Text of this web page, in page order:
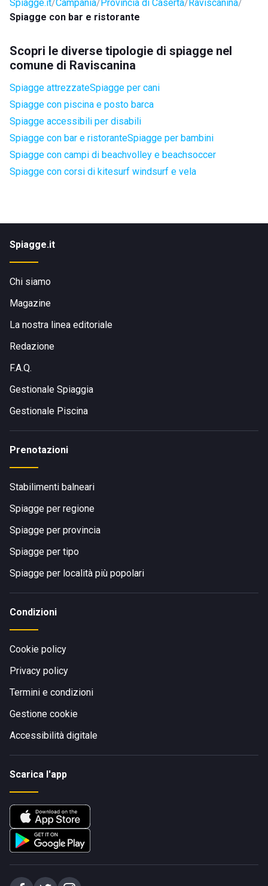
Spiagge.it Campania Provincia di Caserta Raviscanina
Spiagge con bar e ristorante
Scopri le diverse tipologie di spiagge nel
comune di Raviscanina
Spiagge attrezzateSpiagge per cani
Spiagge con piscina e posto barca
Spiagge accessibili per disabili
Spiagge con bar e ristoranteSpiagge per bambini
Spiagge con campi di beachvolley e beachsoccer
Spiagge con corsi di kitesurf windsurf e vela
Spiagge.it
Chi siamo
Magazine
La nostra linea editoriale
Redazione
F.A.Q.
Gestionale Spiaggia
Gestionale Piscina
Prenotazioni
Stabilimenti balneari
Spiagge per regione
Spiagge per provincia
Spiagge per tipo
Spiagge per località più popolari
Condizioni
Cookie policy
Privacy policy
Termini e condizioni
Gestione cookie
Accessibilità digitale
Scarica l'app